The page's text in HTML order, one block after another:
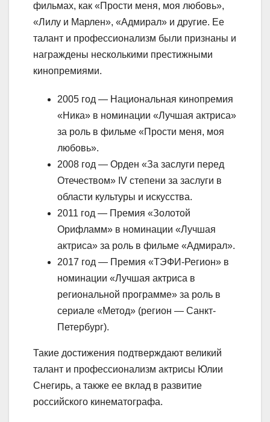
фильмах, как «Прости меня, моя любовь»,
«Лилу и Марлен», «Адмирал» и другие. Ее
талант и профессионализм были признаны и
награждены несколькими престижными
кинопремиями.
2005 год — Национальная кинопремия
«Ника» в номинации «Лучшая актриса»
за роль в фильме «Прости меня, моя
любовь».
2008 год — Орден «За заслуги перед
Отечеством» IV степени за заслуги в
области культуры и искусства.
2011 год — Премия «Золотой
Орифламм» в номинации «Лучшая
актриса» за роль в фильме «Адмирал».
2017 год — Премия «ТЭФИ-Регион» в
номинации «Лучшая актриса в
региональной программе» за роль в
сериале «Метод» (регион — Санкт-
Петербург).
Такие достижения подтверждают великий
талант и профессионализм актрисы Юлии
Снегирь, а также ее вклад в развитие
российского кинематографа.